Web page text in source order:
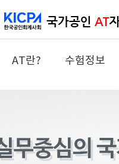
AT란? 수험정보